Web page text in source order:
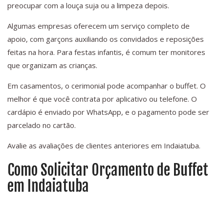
preocupar com a louça suja ou a limpeza depois.
Algumas empresas oferecem um serviço completo de
apoio, com garçons auxiliando os convidados e reposições
feitas na hora. Para festas infantis, é comum ter monitores
que organizam as crianças.
Em casamentos, o cerimonial pode acompanhar o buffet. O
melhor é que você contrata por aplicativo ou telefone. O
cardápio é enviado por WhatsApp, e o pagamento pode ser
parcelado no cartão.
Avalie as avaliações de clientes anteriores em Indaiatuba.
Como Solicitar Orçamento de Buffet
em Indaiatuba